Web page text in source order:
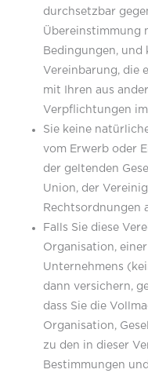
durchsetzbar
Übereinstimmung
Bedingungen, und
Vereinbarung, die
mit Ihren aus
Verpflichtungen
Sie keine
vom Erwerb oder
der geltenden
Union, der
Rechtsordnungen
Falls Sie diese
Organisation,
Unternehmens
dann versichern,
dass Sie die
Organisation,
zu den in dieser
Bestimmungen